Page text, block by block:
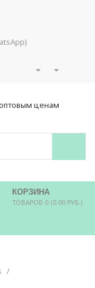
КОРЗИНА
ТОВАРОВ 0 (0.00 РУБ.)
/